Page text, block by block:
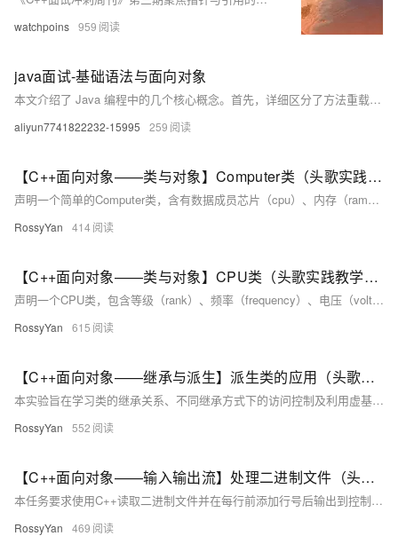
watchpoins 959
java面试-基础语法与面向对象
本文介绍了 Java 编程中的几个核心概念。首先，详细区分了方法重载与重写的定义、发生阶段及规则；其次，分析了 `==` 与 `equals` 的区别，强调了基本类型和引用类型的比较方式；接着，对比了 `String`、`StringBuilder` 和 `StringBuffer` 的特性，包括线程安全性和性能差异；最后，讲解了 Java 异常机制，包括自定义异常的实现以及常见非检查异常的类型。这些内容对理解 Java 面向对象编程和实际开发问题解决具有重要意义。
aliyun7741822232-15995 259
【C++面向对象——类与对象】Computer类（头歌实践教学平台习题）【合集】
声明一个简单的Computer类，含有数据成员芯片（cpu）、内存（ram）、光驱（cdrom）等等，以及两个公有成员函数run、stop。只能在类的内部访问。这是一种数据隐藏的机制，用于保护类的数据不被外部随意修改。根据提示，在右侧编辑器补充代码，平台会对你编写的代码进行测试。成员可以在派生类（继承该类的子类）中访问。成员，在类的外部不能直接访问。可以在类的外部直接访问。为了完成本关任务，你需要掌握。
RossyYan 414
【C++面向对象——类与对象】CPU类（头歌实践教学平台习题）【合集】
声明一个CPU类，包含等级（rank）、频率（frequency）、电压（voltage）等属性，以及两个公有成员函数run、stop。根据提示，在右侧编辑器补充代码，平台会对你编写的代码进行测试。​ 相关知识 类的声明和使用。 类的声明和对象的声明。 构造函数和析构函数的执行。 一、类的声明和使用 1.类的声明基础 在C++中，类是创建对象的蓝图。类的声明定义了类的成员，包括数据成员（变量）和成员函数（方法）。一个简单的类声明示例如下： classMyClass{ public: int
RossyYan 615
【C++面向对象——继承与派生】派生类的应用（头歌实践教学平台习题）【合集】
本实验旨在学习类的继承关系、不同继承方式下的访问控制及利用虚基类解决二义性问题。主要内容包括： 1. **类的继承关系基础概念**：介绍继承的定义及声明派生类的语法。 2. **不同继承方式下对基类成员的访问控制**：详细说明`public`、`private`和`protected`继承方式对基类成员的访问权限影响。 3. **利用虚基类解决二义性问题**：解释多继承中可能出现的二义性及其解决方案——虚基类。 实验任务要求从`people`类派生出`student`、`teacher`、`graduate`和`TA`类，添加特定属性并测试这些类的功能。最终通过创建教师和助教实例，验证代码
RossyYan 552
【C++面向对象——输入输出流】处理二进制文件（头歌实践教学平台习题）【合集】
本任务要求使用C++读取二进制文件并在每行前添加行号后输出到控制台。主要内容包括： 1. **任务描述**：用二进制方式打开指定文件，为每一行添加行号并输出。 2. **相关知识**： - 流类库中常用的类及其成员函数（如`iostream`、`fstream`等）。 - 标准输入输出及格式控制（如`cin`、`cout`和`iomanip`中的格式化函数）。 - 文件的应用方法（文本文件和二进制文件的读写操作）。 3. **编程要求**：编写程序，通过命令行参数传递文件名，使用`getline`读取数据并用`cout`输出带行号的内容。 4. **实验步骤**：参考实验指
RossyYan 469